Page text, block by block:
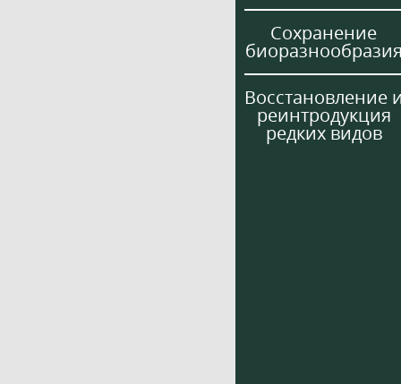
Сохранение
Восстановление
реинтродукция
редких видов